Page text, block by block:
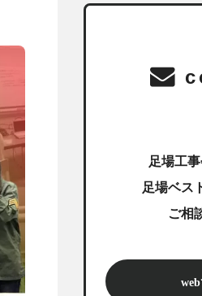
足場工
足場ベス
ご相